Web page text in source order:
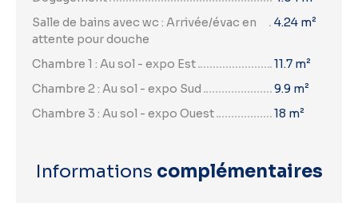
Salle de bains avec wc : Arrivée/évac en
attente pour douche
4.24 m²
Chambre 1 : Au sol - expo Est
11.7 m²
Chambre 2 : Au sol - expo Sud
9.9 m²
Chambre 3 : Au sol - expo Ouest
18 m²
Informations complémentaires